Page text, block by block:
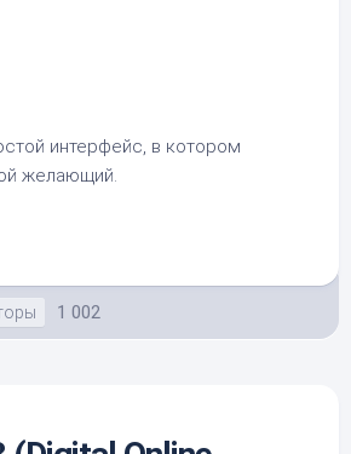
интерфейс, в котором
желающий.
1 002